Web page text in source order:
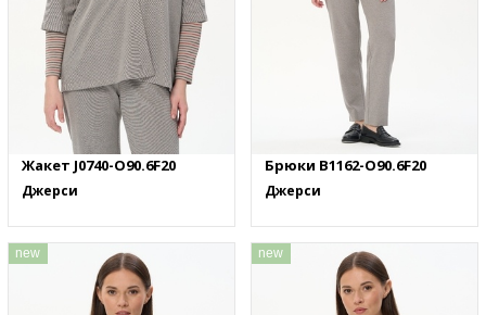
Жакет J0740-O90.6F20
Джерси
Брюки B1162-O90.6F20
Джерси
new new